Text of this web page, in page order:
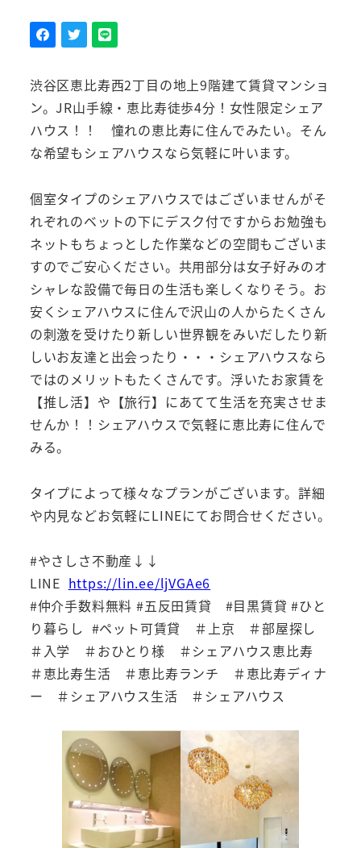
渋谷区恵比寿西2丁目の地上9階建て賃貸マンショ
ン。JR山手線・恵比寿徒歩4分！女性限定シェア
ハウス！！ 憧れの恵比寿に住んでみたい。そん
な希望もシェアハウスなら気軽に叶います。
個室タイプのシェアハウスではございませんがそ
れぞれのベットの下にデスク付ですからお勉強も
ネットもちょっとした作業などの空間もございま
すのでご安心ください。共用部分は女子好みのオ
シャレな設備で毎日の生活も楽しくなりそう。お
安くシェアハウスに住んで沢山の人からたくさん
の刺激を受けたり新しい世界観をみいだしたり新
しいお友達と出会ったり・・・シェアハウスなら
ではのメリットもたくさんです。浮いたお家賃を
【推し活】や【旅行】にあてて生活を充実させま
せんか！！シェアハウスで気軽に恵比寿に住んで
みる。
タイプによって様々なプランがございます。詳細
や内見などお気軽にLINEにてお問合せください。
#やさしさ不動産↓↓
LINE https://lin.ee/ljVGAe6
#仲介手数料無料 #五反田賃貸 #目黒賃貸 #ひと
り暮らし #ペット可賃貸 ＃上京 ＃部屋探し
＃入学 ＃おひとり様 ＃シェアハウス恵比寿
＃恵比寿生活 ＃恵比寿ランチ ＃恵比寿ディナ
ー ＃シェアハウス生活 ＃シェアハウス